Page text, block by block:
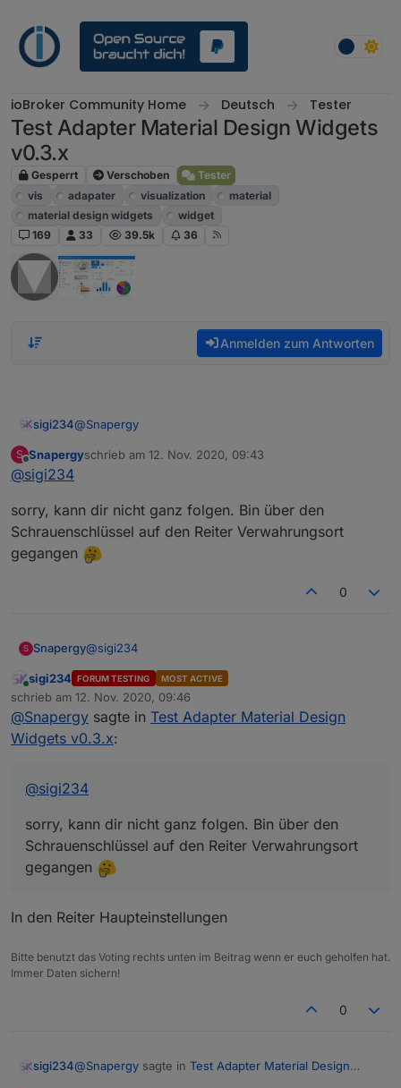
ioBroker Community Home Deutsch Tester
Test Adapter Material Design Widgets
v0.3.x
Gesperrt Verschoben
Tester
vis
adapater visualization
material
material design widgets
widget
169
33 39.5k 36
Anmelden zum Antworten
sigi234@Snapergy
Nö, bei aktiver Verwahrungsort
S
Offline
Snapergyschrieb am 12. Nov. 2020, 09:43
zuletzt editiert von
@sigi234
sorry, kann dir nicht ganz folgen. Bin über den
Schrauenschlüssel auf den Reiter Verwahrungsort
gegangen
0
S Snapergy@sigi234
sorry, kann dir nicht ganz folgen. Bin über den
Schrauenschlüssel auf den Reiter Verwahrungsort
gegangen
Online
sigi234 FORUM TESTING MOST ACTIVE
schrieb am 12. Nov. 2020, 09:46
zuletzt editiert von
@Snapergy sagte in Test Adapter Material Design
Widgets v0.3.x:
@sigi234
sorry, kann dir nicht ganz folgen. Bin über den
Schrauenschlüssel auf den Reiter Verwahrungsort
gegangen
In den Reiter Haupteinstellungen
Bitte benutzt das Voting rechts unten im Beitrag wenn er euch geholfen hat.
Immer Daten sichern!
0
sigi234@Snapergy sagte in Test Adapter Material Design